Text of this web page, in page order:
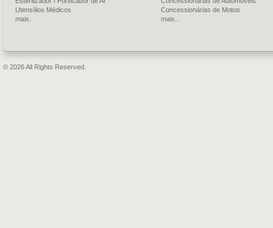
Utensílios Médicos
mais..
Concessionárias de Motos
mais..
© 2026 All Rights Reserved.